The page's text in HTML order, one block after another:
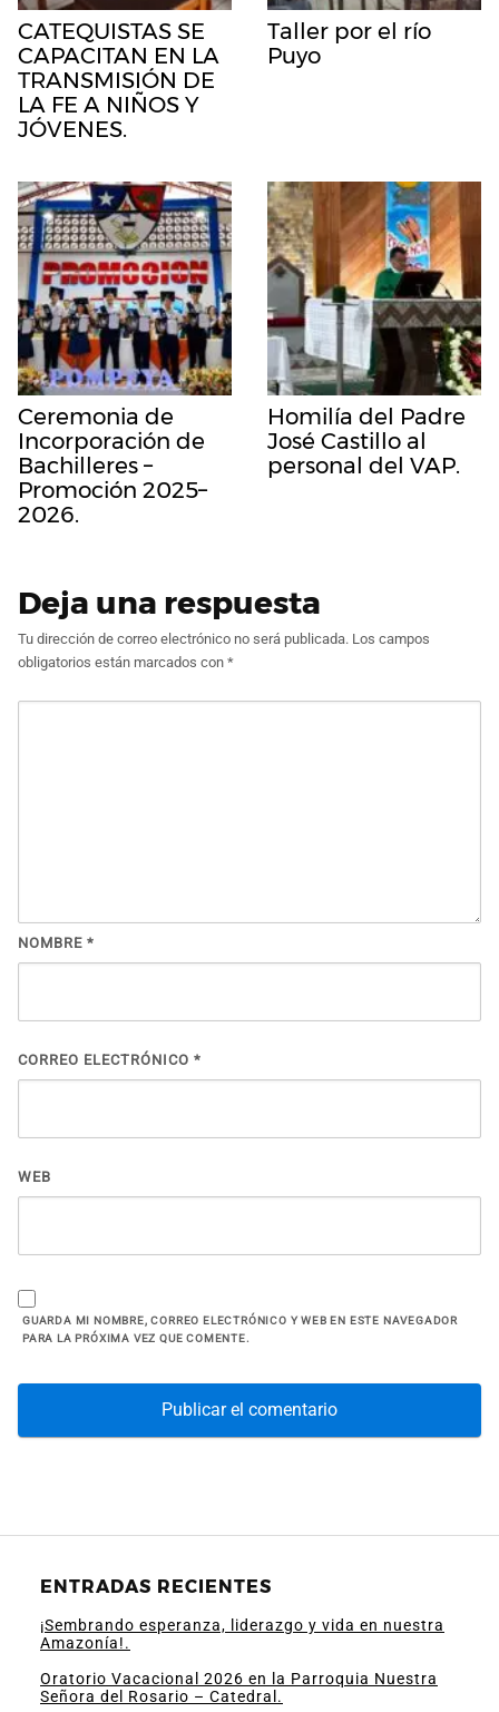
CATEQUISTAS SE
CAPACITAN EN LA
TRANSMISIÓN DE
LA FE A NIÑOS Y
JÓVENES.
Taller por el río
Puyo
Ceremonia de
Incorporación de
Bachilleres –
Promoción 2025–
2026.
Homilía del Padre
José Castillo al
personal del VAP.
Deja una respuesta
Tu dirección de correo electrónico no será publicada. Los campos
obligatorios están marcados con *
NOMBRE *
CORREO ELECTRÓNICO *
WEB
GUARDA MI NOMBRE, CORREO ELECTRÓNICO Y WEB EN ESTE NAVEGADOR
PARA LA PRÓXIMA VEZ QUE COMENTE.
ENTRADAS RECIENTES
¡Sembrando esperanza, liderazgo y vida en nuestra
Amazonía!.
Oratorio Vacacional 2026 en la Parroquia Nuestra
Señora del Rosario – Catedral.